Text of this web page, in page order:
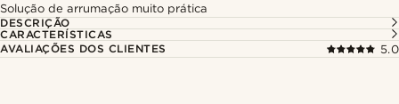
Solução de arrumação muito prática
DESCRIÇÃO
CARACTERÍSTICAS
AVALIAÇÕES DOS CLIENTES
5.0